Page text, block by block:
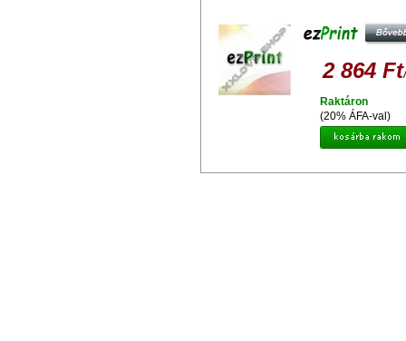
2 864 Ft
(20% ÁFA-val)
Raktáron